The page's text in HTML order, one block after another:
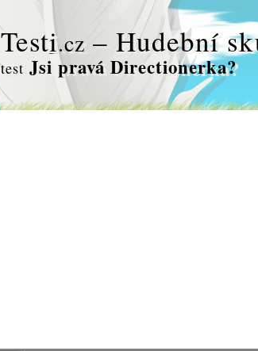
Testi.cz – Hudební
test Jsi pravá Directionerka?